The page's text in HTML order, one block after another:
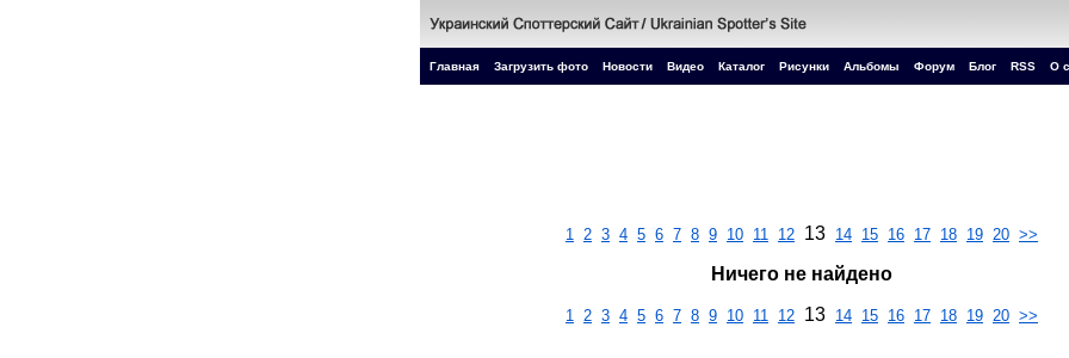
Главная Загрузить фото Новости Видео Каталог Рисунки Альбомы Форум Блог RSS О
1 2 3 4 5 6 7 8 9 10 11 12 13 14 15 16 17 18 19 20 >>
Ничего не найдено
1 2 3 4 5 6 7 8 9 10 11 12 13 14 15 16 17 18 19 20 >>